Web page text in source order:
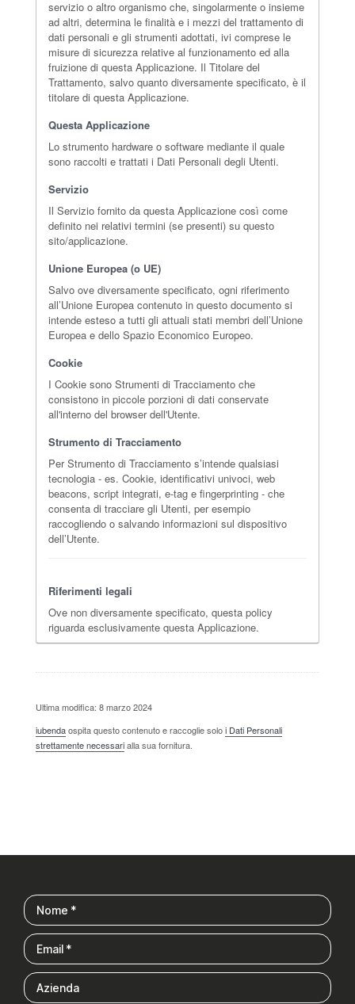
servizio o altro organismo che, singolarmente o insieme
ad altri, determina le finalità e i mezzi del trattamento di
dati personali e gli strumenti adottati, ivi comprese le
misure di sicurezza relative al funzionamento ed alla
fruizione di questa Applicazione. Il Titolare del
Trattamento, salvo quanto diversamente specificato, è il
titolare di questa Applicazione.
Questa Applicazione
Lo strumento hardware o software mediante il quale
sono raccolti e trattati i Dati Personali degli Utenti.
Servizio
Il Servizio fornito da questa Applicazione così come
definito nei relativi termini (se presenti) su questo
sito/applicazione.
Unione Europea (o UE)
Salvo ove diversamente specificato, ogni riferimento
all’Unione Europea contenuto in questo documento si
intende esteso a tutti gli attuali stati membri dell’Unione
Europea e dello Spazio Economico Europeo.
Cookie
I Cookie sono Strumenti di Tracciamento che
consistono in piccole porzioni di dati conservate
all'interno del browser dell'Utente.
Strumento di Tracciamento
Per Strumento di Tracciamento s’intende qualsiasi
tecnologia - es. Cookie, identificativi univoci, web
beacons, script integrati, e-tag e fingerprinting - che
consenta di tracciare gli Utenti, per esempio
raccogliendo o salvando informazioni sul dispositivo
dell’Utente.
Riferimenti legali
Ove non diversamente specificato, questa policy
riguarda esclusivamente questa Applicazione.
Ultima modifica: 8 marzo 2024
iubendaospita questo contenuto e raccoglie soloi Dati Personali
strettamente necessarialla sua fornitura.